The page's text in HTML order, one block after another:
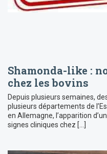
Shamonda-like :
chez les bovins
Depuis plusieurs semaines,
plusieurs départements de
en Allemagne, l’apparition
signes cliniques chez […]